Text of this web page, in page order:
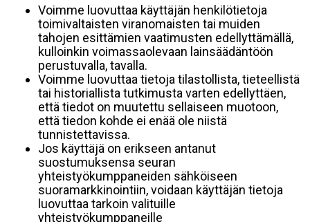
Voimme luovuttaa käyttäjän henkilötietoja
toimivaltaisten viranomaisten tai muiden
tahojen esittämien vaatimusten edellyttämällä,
kulloinkin voimassaolevaan lainsäädäntöön
perustuvalla, tavalla.
Voimme luovuttaa tietoja tilastollista, tieteellistä
tai historiallista tutkimusta varten edellyttäen,
että tiedot on muutettu sellaiseen muotoon,
että tiedon kohde ei enää ole niistä
tunnistettavissa.
Jos käyttäjä on erikseen antanut
suostumuksensa seuran
yhteistyökumppaneiden sähköiseen
suoramarkkinointiin, voidaan käyttäjän tietoja
luovuttaa tarkoin valituille
yhteistyökumppaneille